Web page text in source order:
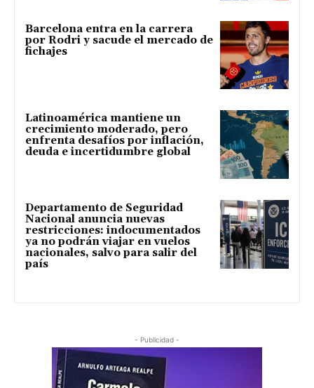
Barcelona entra en la carrera
por Rodri y sacude el mercado de
fichajes
Latinoamérica mantiene un
crecimiento moderado, pero
enfrenta desafíos por inflación,
deuda e incertidumbre global
Departamento de Seguridad
Nacional anuncia nuevas
restricciones: indocumentados
ya no podrán viajar en vuelos
nacionales, salvo para salir del
país
- Publicidad -